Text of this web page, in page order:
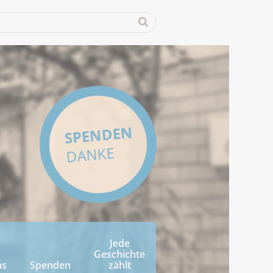
SPENDEN
DANKE
Spenden
Jede
Geschichte
zählt